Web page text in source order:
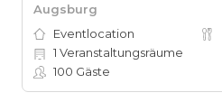
Augsburg
Eventlocation
1 Veranstaltungsräume
100 Gäste